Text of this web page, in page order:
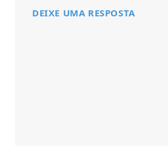
DEIXE UMA RESPOSTA